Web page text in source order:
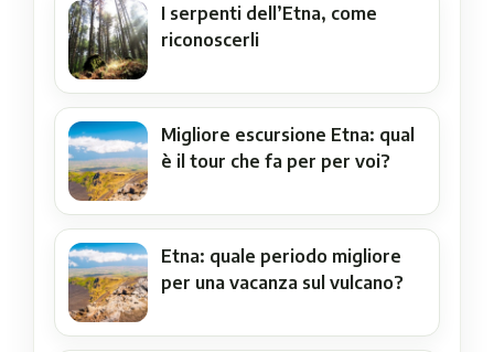
I serpenti dell’Etna, come
riconoscerli
Migliore escursione Etna: qual
è il tour che fa per per voi?
Etna: quale periodo migliore
per una vacanza sul vulcano?